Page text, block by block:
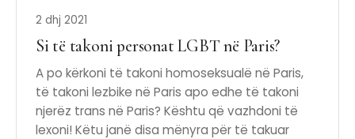
2 dhj 2021
Si të takoni personat LGBT në Paris?
A po kërkoni të takoni homoseksualë në Paris,
të takoni lezbike në Paris apo edhe të takoni
njerëz trans në Paris? Kështu që vazhdoni të
lexoni! Këtu janë disa mënyra për të takuar